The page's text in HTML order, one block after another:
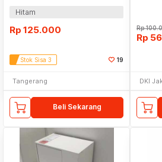
Hitam
Rp 125.000
Stok Sisa 3 19
Tangerang
Beli Sekarang
Rp
Rp
DKI